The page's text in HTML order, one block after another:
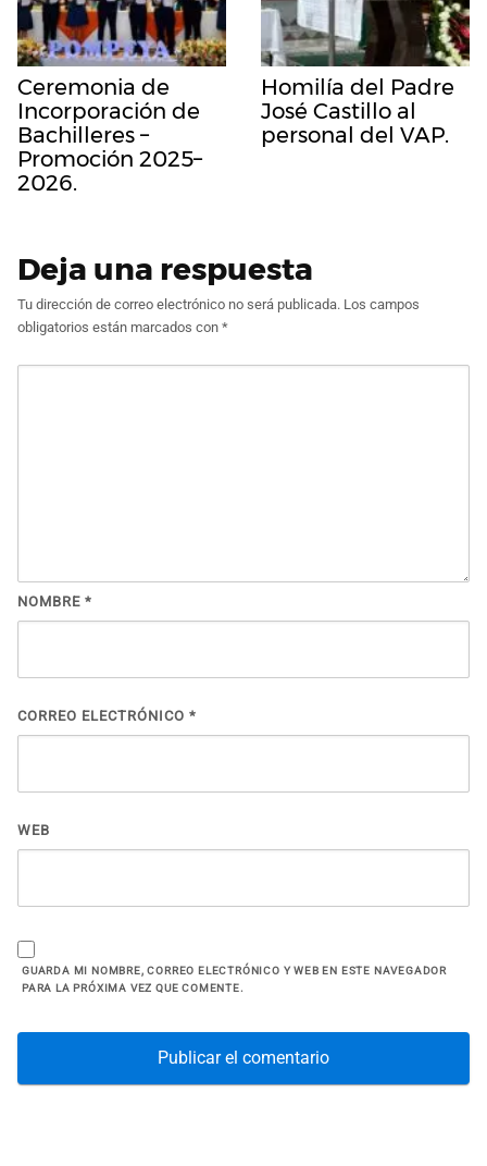
Ceremonia de
Incorporación de
Bachilleres –
Promoción 2025–
2026.
Homilía del Padre
José Castillo al
personal del VAP.
Deja una respuesta
Tu dirección de correo electrónico no será publicada. Los campos
obligatorios están marcados con *
NOMBRE *
CORREO ELECTRÓNICO *
WEB
GUARDA MI NOMBRE, CORREO ELECTRÓNICO Y WEB EN ESTE NAVEGADOR
PARA LA PRÓXIMA VEZ QUE COMENTE.